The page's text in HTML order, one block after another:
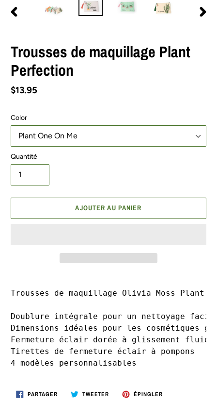
Trousses de maquillage Plant
Perfection
Prix
$13.95
Color
Quantité
AJOUTER AU PANIER
d'un
votre
panier
Trousses de maquillage Olivia Moss Plant
Doublure intégrale pour un nettoyage
Dimensions idéales pour les cosmétiques
Fermeture éclair dorée à glissement fluide
Tirettes de fermeture éclair à pompons
4 modèles personnalisables
PARTAGERPARTAGER
SUR
TWEETER TWEETERÉPINGLER